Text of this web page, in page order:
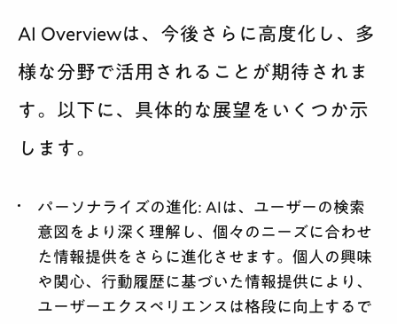
AI Overviewは、今後さらに高度化し、多
様な分野で活用されることが期待されま
す。以下に、具体的な展望をいくつか示
します。
パーソナライズの進化: AIは、ユーザーの検索
意図をより深く理解し、個々のニーズに合わせ
た情報提供をさらに進化させます。個人の興味
や関心、行動履歴に基づいた情報提供により、
ユーザーエクスペリエンスは格段に向上するで